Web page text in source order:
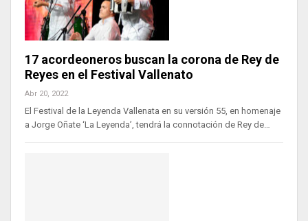
17 acordeoneros buscan la corona de Rey de
Reyes en el Festival Vallenato
Abr 20, 2022
El Festival de la Leyenda Vallenata en su versión 55, en homenaje
a Jorge Oñate ‘La Leyenda’, tendrá la connotación de Rey de…